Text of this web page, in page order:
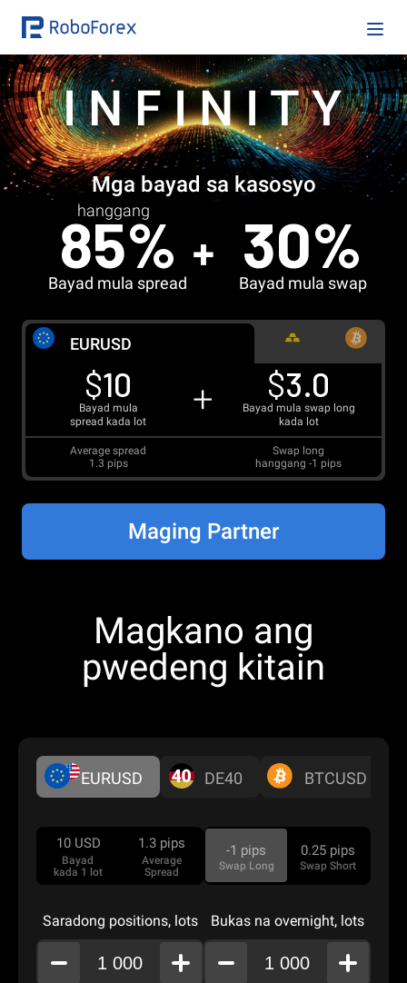
INFINITY
Mga bayad sa kasosyo
hanggang
85%
Bayad mula spread
30%
Bayad mula swap
EURUSD
$10
Bayad mula
spread kada lot
Average spread
1.3 pips
$3.0
Bayad mula swap long
kada lot
Swap long
hanggang-1 pips
Maging Partner
Magkano ang
pwedeng kitain
EURUSD DE40 BTCUSD
Bayad
kada 1 lot
10 USD
Average
Spread
1.3 pips
Swap Long
-1 pips
Swap Short
0.25 pips
Saradong positions, lots Bukas na overnight, lots